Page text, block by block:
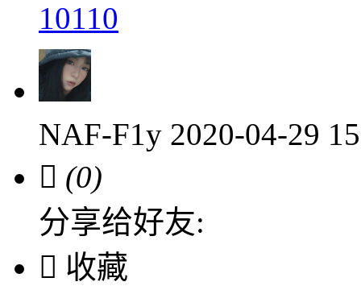
10110
NAF-F1y 2020-04-29
 (0)
分享给好友:
 收藏